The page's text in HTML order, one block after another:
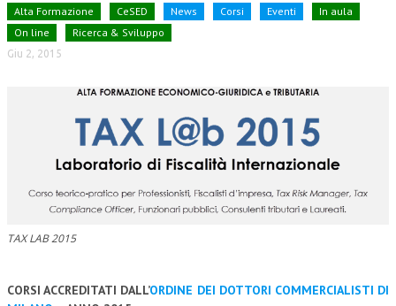
Alta Formazione CeSED News Corsi Eventi
In aula
On line
Ricerca & Sviluppo
Giu 2, 2015
TAX LAB 2015
CORSI ACCREDITATI DALL’ORDINE DEI DOTTORI COMMERCIALISTI DI